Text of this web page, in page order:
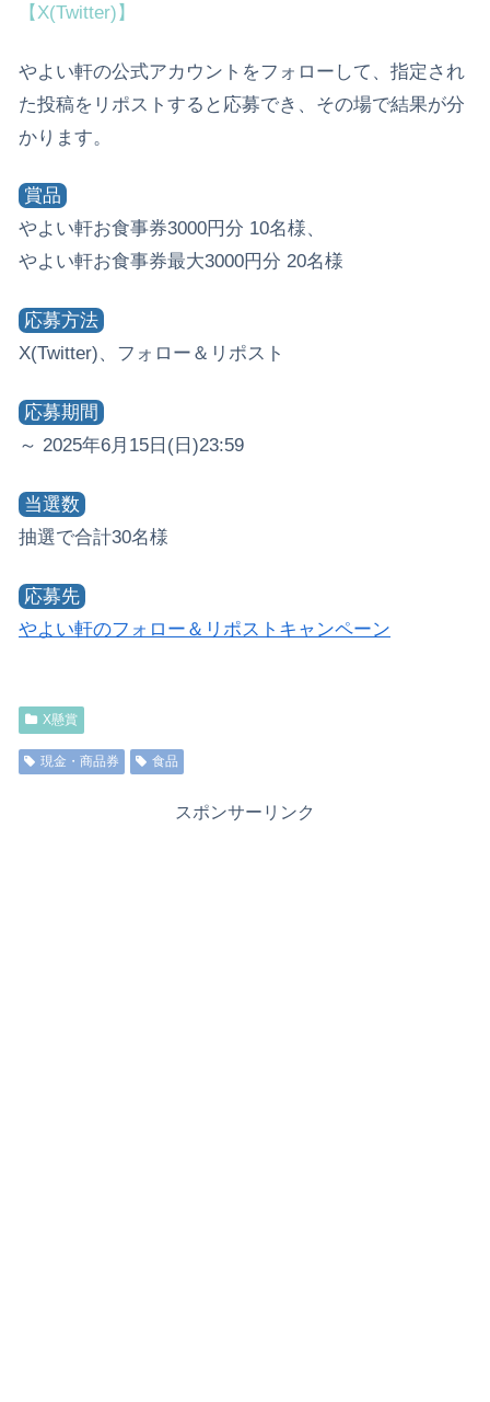
【X(Twitter)】
やよい軒の公式アカウントをフォローして、指定され
た投稿をリポストすると応募でき、その場で結果が分
かります。
賞品
やよい軒お食事券3000円分 10名様、
やよい軒お食事券最大3000円分 20名様
応募方法
X(Twitter)、フォロー＆リポスト
応募期間
～ 2025年6月15日(日)23:59
当選数
抽選で合計30名様
応募先
やよい軒のフォロー＆リポストキャンペーン
X懸賞
現金・商品券 食品
スポンサーリンク